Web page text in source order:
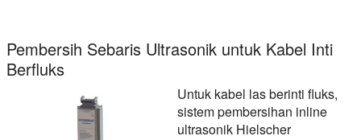
Pembersih Sebaris Ultrasonik untuk Kabel Inti
Berfluks
Untuk kabel las berinti fluks,
sistem pembersihan inline
ultrasonik Hielscher